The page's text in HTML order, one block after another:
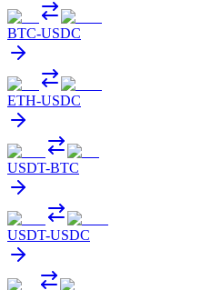
BTC-USDC
ETH-USDC
USDT-BTC
USDT-USDC